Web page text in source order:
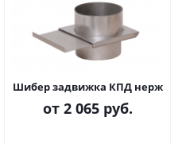
Шибер задвижка КПД нерж
от 2 065 руб.